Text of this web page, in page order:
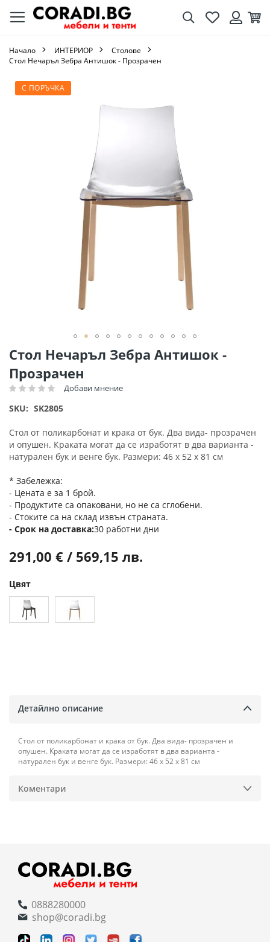
ТърсенеЛюбими
Начало ИНТЕРИОР
Столове
Стол Нечаръл Зебра Антишок - Прозрачен
Стол Нечаръл Зебра Антишок -
Прозрачен
Рейтинг: Добави мнение
SKU SK2805
Стол от поликарбонат и крака от бук. Два вида- прозрачен
и опушен. Краката могат да се изработят в два варианта -
натурален бук и венге бук. Размери: 46 х 52 х 81 см
* Забележка:
- Цената е за 1 брой.
- Продуктите са опаковани, но не са сглобени.
- Стоките са на склад извън страната.
Срок на доставка 30 работни дни
291,00 € / 569,15 лв.
Цвят
С ПОРЪЧКА
Преминете
към
Преминете
към
началото
на
със
Детайлно описание
Стол от поликарбонат и крака от бук. Два вида- прозрачен и
опушен. Краката могат да се изработят в два варианта -
натурален бук и венге бук. Размери: 46 х 52 х 81 см
Коментари
0888280000
shop@coradi.bg